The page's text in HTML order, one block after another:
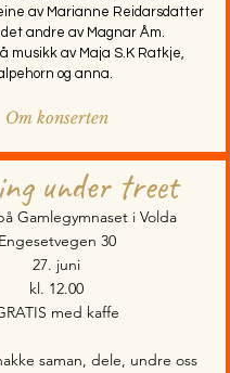
av Marianne Reidarsdatter
andre av Magnar Åm.
musikk av Maja S.K Ratkje,
og anna.
Om konserten
under treet
Gamlegymnaset i Volda
Engesetvegen 30
27. juni
kl. 12.00
med kaffe
saman, dele, undre oss